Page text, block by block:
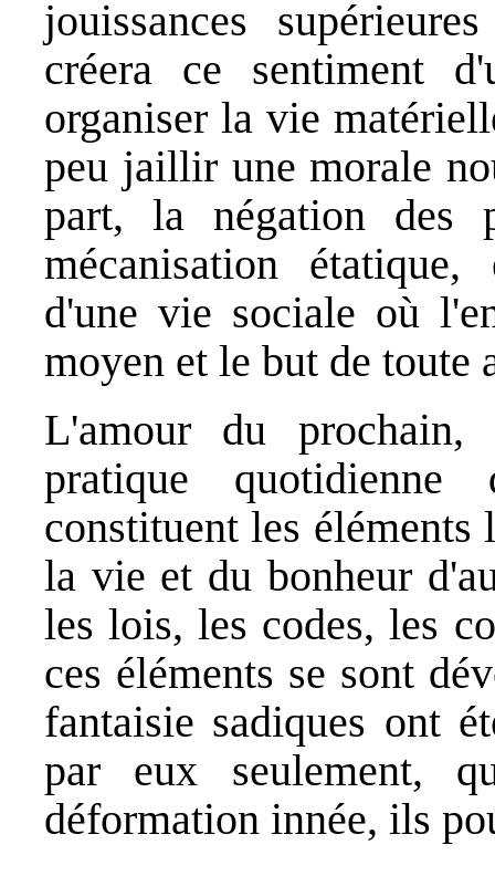
jouissances
créera ce sentiment
organiser la vie
peu jaillir une morale
part, la négation des
mécanisation
d'une vie sociale où
moyen et le but de
L'amour du
pratique
constituent les éléments
la vie et du bonheur
les lois, les codes, les
ces éléments se sont
fantaisie sadiques ont
par eux seulement,
déformation innée, ils